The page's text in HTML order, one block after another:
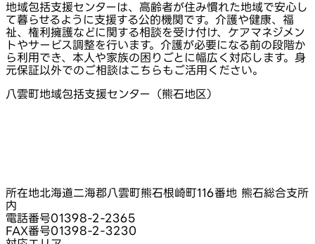
地域包括支援センターは、高齢者が住み慣れた地域で安心し
て暮らせるように支援する公的機関です。介護や健康、福
祉、権利擁護などに関する相談を受け付け、ケアマネジメン
トやサービス調整を行います。介護が必要になる前の段階か
ら利用でき、本人や家族の困りごとに幅広く対応します。身
元保証以外でのご相談はこちらもご活用ください。
八雲町地域包括支援センター（熊石地区）
所在地北海道二海郡八雲町熊石根崎町116番地 熊石総合支所
内
電話番号01398-2-2365
FAX番号01398-2-3230